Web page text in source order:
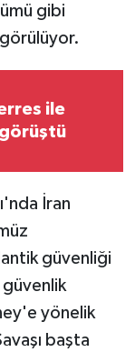
gibi
ile
İran
güvenliği
güvenlik
yönelik
başta